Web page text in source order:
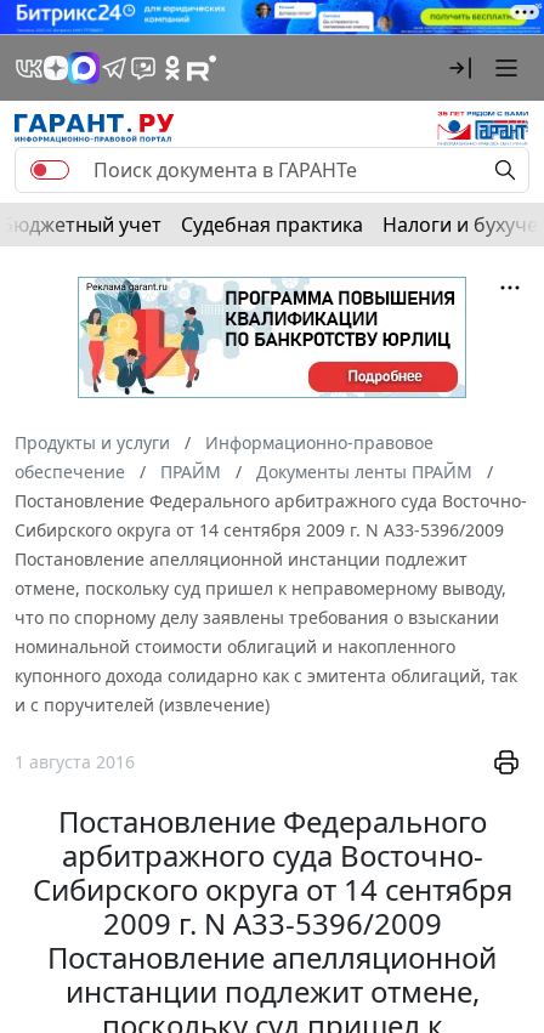
Бюджетный учет Судебная практика Налоги и
Продукты и услуги
Информационно-правовое
обеспечение
ПРАЙМ
Документы ленты ПРАЙМ
Постановление Федерального арбитражного суда Восточно-
Сибирского округа от 14 сентября 2009 г. N А33-5396/2009
Постановление апелляционной инстанции подлежит
отмене, поскольку суд пришел к неправомерному выводу,
что по спорному делу заявлены требования о взыскании
номинальной стоимости облигаций и накопленного
купонного дохода солидарно как с эмитента облигаций, так
и с поручителей (извлечение)
1 августа 2016
Постановление Федерального
арбитражного суда Восточно-
Сибирского округа от 14 сентября
2009 г. N А33-5396/2009
Постановление апелляционной
инстанции подлежит отмене,